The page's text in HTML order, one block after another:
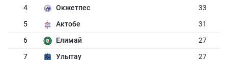
4
Окжетпес
33
5
Актобе
31
6
Елимай
27
7
Улытау
27